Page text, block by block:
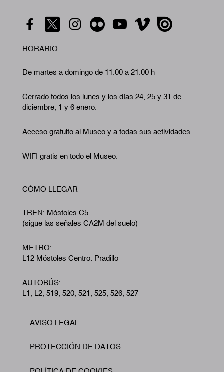
HORARIO
De martes a domingo de 11:00 a 21:00 h
Cerrado todos los lunes y los días 24, 25 y 31 de
diciembre, 1 y 6 enero.
Acceso gratuito al Museo y a todas sus actividades.
WIFI gratis en todo el Museo.
CÓMO LLEGAR
TREN: Móstoles C5
(sigue las señales CA2M del suelo)
METRO:
L12 Móstoles Centro. Pradillo
AUTOBÚS:
L1, L2, 519, 520, 521, 525, 526, 527
Footer
AVISO LEGAL
PROTECCIÓN DE DATOS